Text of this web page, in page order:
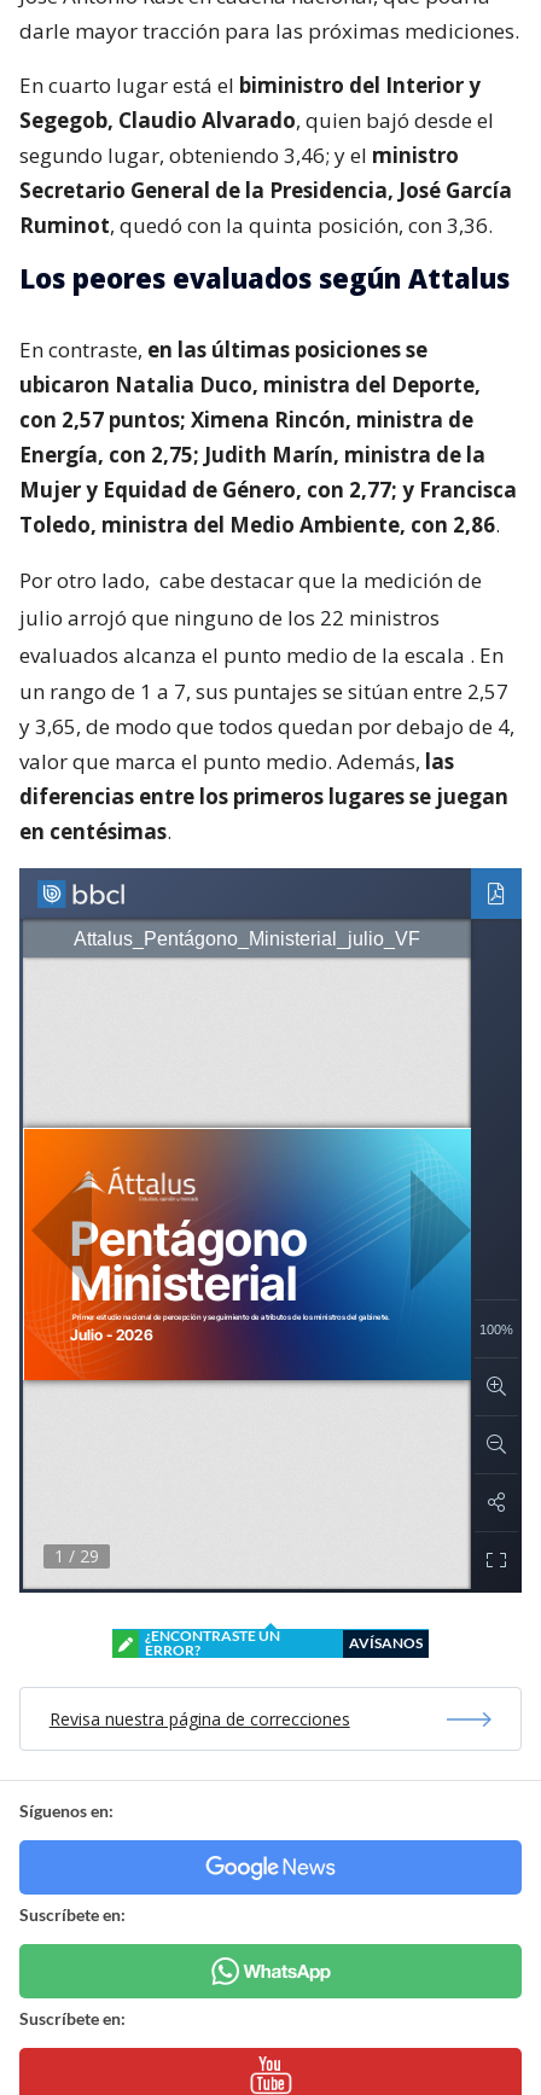
darle mayor tracción para las próximas mediciones.
En cuarto lugar está el biministro del Interior y
Segegob, Claudio Alvarado, quien bajó desde el
segundo lugar, obteniendo 3,46; y el ministro
Secretario General de la Presidencia, José García
Ruminot, quedó con la quinta posición, con 3,36.
Los peores evaluados según Attalus
En contraste, en las últimas posiciones se
ubicaron Natalia Duco, ministra del Deporte,
con 2,57 puntos; Ximena Rincón, ministra de
Energía, con 2,75; Judith Marín, ministra de la
Mujer y Equidad de Género, con 2,77; y Francisca
Toledo, ministra del Medio Ambiente, con 2,86.
Por otro lado, cabe destacar que la medición de
julio arrojó que ninguno de los 22 ministros
evaluados alcanza el punto medio de la escala . En
un rango de 1 a 7, sus puntajes se sitúan entre 2,57
y 3,65, de modo que todos quedan por debajo de 4,
valor que marca el punto medio. Además, las
diferencias entre los primeros lugares se juegan
en centésimas.
¿ENCONTRASTE UN
ERROR?
AVÍSANOS
Revisa nuestra página de correcciones
Síguenos en:
Suscríbete en:
Suscríbete en: